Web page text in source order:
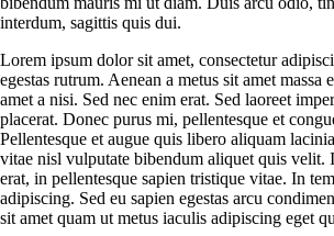
interdum, sagittis quis dui.
Lorem ipsum dolor sit amet, consectetur
egestas rutrum. Aenean a metus sit amet massa
amet a nisi. Sed nec enim erat. Sed laoreet
placerat. Donec purus mi, pellentesque et
Pellentesque et augue quis libero aliquam
vitae nisl vulputate bibendum aliquet quis velit.
erat, in pellentesque sapien tristique vitae. In
adipiscing. Sed eu sapien egestas arcu
sit amet quam ut metus iaculis adipiscing eget